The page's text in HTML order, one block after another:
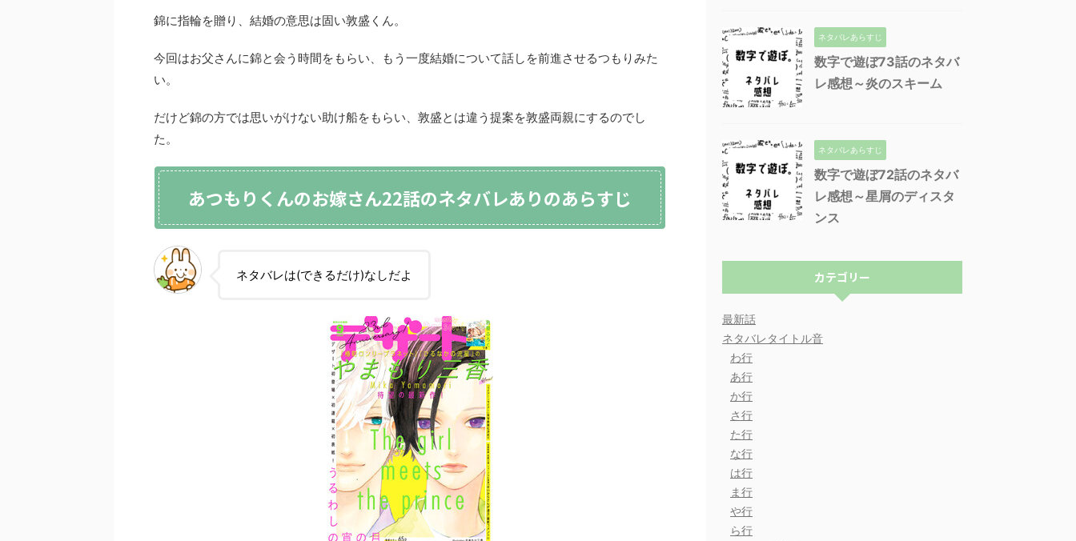
錦に指輪を贈り、結婚の意思は固い敦盛くん。
今回はお父さんに錦と会う時間をもらい、もう一度結婚について話しを前進させるつもりみた
い。
だけど錦の方では思いがけない助け船をもらい、敦盛とは違う提案を敦盛両親にするのでし
た。
あつもりくんのお嫁さん22話のネタバレありのあらすじ
ネタバレは(できるだけ)なしだよ
ネタバレあらすじ
数字で遊ぼ73話のネタバ
レ感想～炎のスキーム
ネタバレあらすじ
数字で遊ぼ72話のネタバ
レ感想～星屑のディスタ
ンス
カテゴリー
最新話
ネタバレタイトル音
わ行
あ行
か行
さ行
た行
な行
は行
ま行
や行
ら行